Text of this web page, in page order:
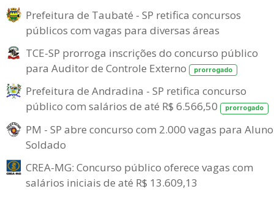
Prefeitura de Taubaté - SP retifica concursos
públicos com vagas para diversas áreas
TCE-SP prorroga inscrições do concurso público
para Auditor de Controle Externo
prorrogado
Prefeitura de Andradina - SP retifica concurso
público com salários de até R$ 6.566,50
prorrogado
PM - SP abre concurso com 2.000 vagas para
Soldado
CREA-MG: Concurso público oferece vagas com
salários iniciais de até R$ 13.609,13